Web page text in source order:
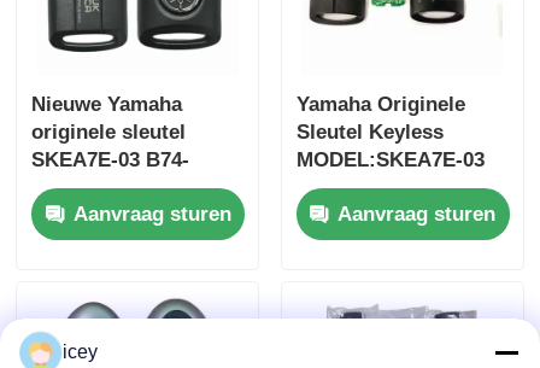
Thuis
Videos
Nieuwe Yamaha
originele sleutel
SKEA7E-03 B74-
H6261-02 662F-
SKEA7D03
Aanvraag sturen
Yamaha Originele
Sleutel Keyless
MODEL:SKEA7E-03
Voor Yamaha Smart
Remote Key B74-
H6261-02/662F-
Aanvraag sturen
icey